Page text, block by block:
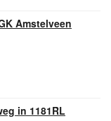
Amstelveen
in 1181RL